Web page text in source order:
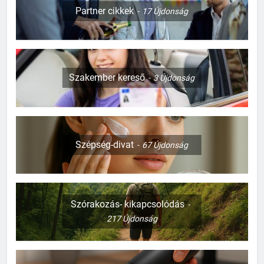
Partner cikkek 17Újdonság
Szakember kereső 3Újdonság
Szépség-divat 67Újdonság
Szórakozás- kikapcsolódás
217Újdonság